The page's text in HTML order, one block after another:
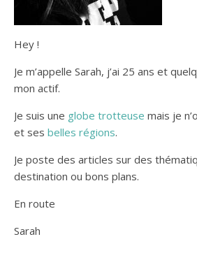
Hey !
Je m’appelle Sarah, j’ai 25 ans et
mon actif.
Je suis une globe trotteuse mais je
et ses belles régions.
Je poste des articles sur des
destination ou bons plans.
En route
Sarah